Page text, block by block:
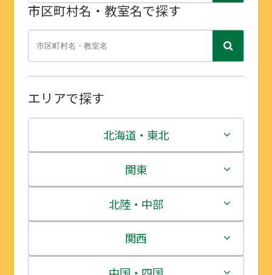
市区町村名・教室名で探す
エリアで探す
北海道・東北
北海道
青森県
岩手県
宮城県
関東
茨城県
栃木県
群馬県
北陸・中部
新潟県
富山県
関西
三重県